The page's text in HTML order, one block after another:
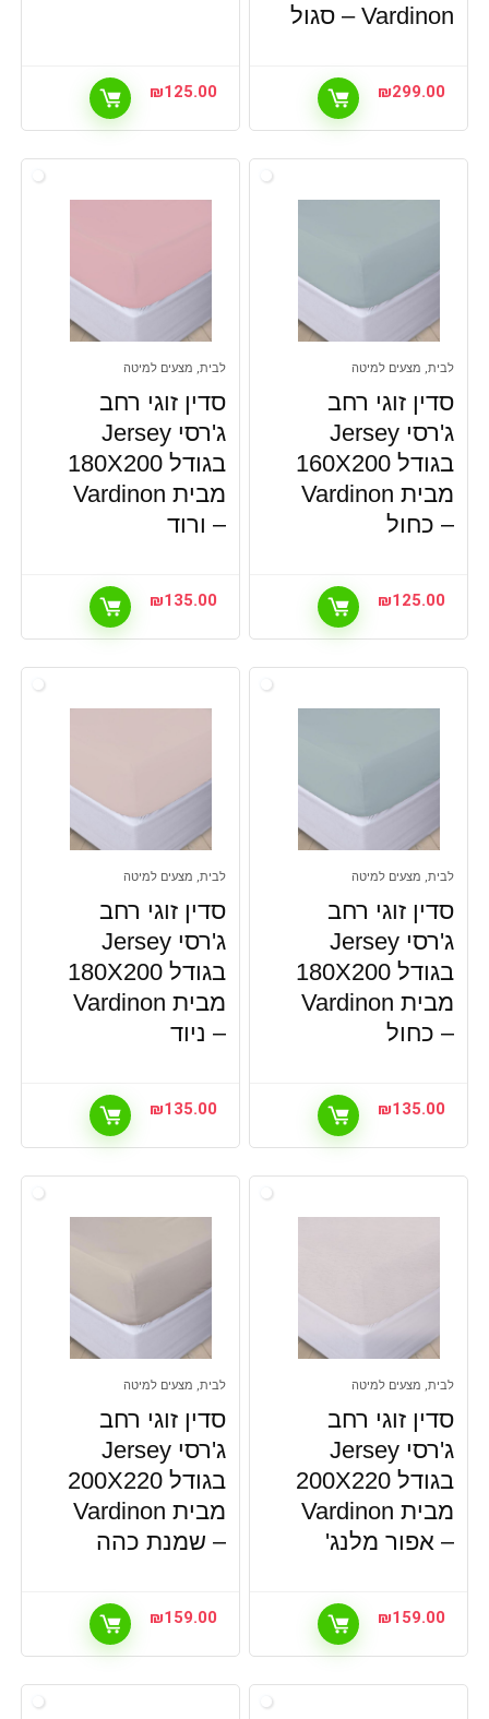
Vardinon – סגול
₪299.00
₪125.00
לבית, מצעים למיטה
סדין זוגי רחב
ג'רסי Jersey
בגודל 160X200
מבית Vardinon
– כחול
₪125.00
לבית, מצעים למיטה
סדין זוגי רחב
ג'רסי Jersey
בגודל 180X200
מבית Vardinon
– ורוד
₪135.00
לבית, מצעים למיטה
סדין זוגי רחב
ג'רסי Jersey
בגודל 180X200
מבית Vardinon
– כחול
₪135.00
לבית, מצעים למיטה
סדין זוגי רחב
ג'רסי Jersey
בגודל 180X200
מבית Vardinon
– ניוד
₪135.00
לבית, מצעים למיטה
סדין זוגי רחב
ג'רסי Jersey
בגודל 200X220
מבית Vardinon
– אפור מלנג'
₪159.00
לבית, מצעים למיטה
סדין זוגי רחב
ג'רסי Jersey
בגודל 200X220
מבית Vardinon
– שמנת כהה
₪159.00